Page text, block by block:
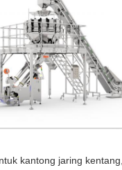
kantong jaring